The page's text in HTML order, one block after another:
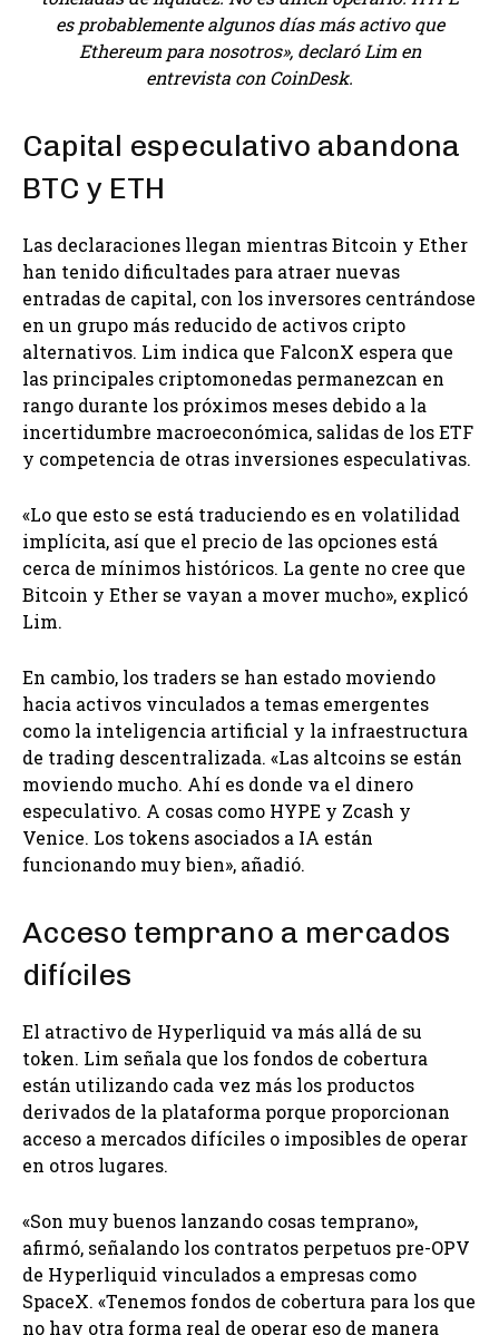
es probablemente algunos días más activo que
Ethereum para nosotros», declaró Lim en
entrevista con CoinDesk.
Capital especulativo abandona
BTC y ETH
Las declaraciones llegan mientras Bitcoin y Ether
han tenido dificultades para atraer nuevas
entradas de capital, con los inversores centrándose
en un grupo más reducido de activos cripto
alternativos. Lim indica que FalconX espera que
las principales criptomonedas permanezcan en
rango durante los próximos meses debido a la
incertidumbre macroeconómica, salidas de los ETF
y competencia de otras inversiones especulativas.
«Lo que esto se está traduciendo es en volatilidad
implícita, así que el precio de las opciones está
cerca de mínimos históricos. La gente no cree que
Bitcoin y Ether se vayan a mover mucho», explicó
Lim.
En cambio, los traders se han estado moviendo
hacia activos vinculados a temas emergentes
como la inteligencia artificial y la infraestructura
de trading descentralizada. «Las altcoins se están
moviendo mucho. Ahí es donde va el dinero
especulativo. A cosas como HYPE y Zcash y
Venice. Los tokens asociados a IA están
funcionando muy bien», añadió.
Acceso temprano a mercados
difíciles
El atractivo de Hyperliquid va más allá de su
token. Lim señala que los fondos de cobertura
están utilizando cada vez más los productos
derivados de la plataforma porque proporcionan
acceso a mercados difíciles o imposibles de operar
en otros lugares.
«Son muy buenos lanzando cosas temprano»,
afirmó, señalando los contratos perpetuos pre-OPV
de Hyperliquid vinculados a empresas como
SpaceX. «Tenemos fondos de cobertura para los que
no hay otra forma real de operar eso de manera